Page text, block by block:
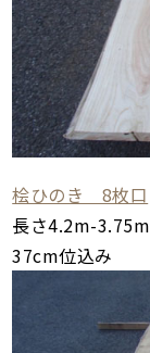
桧ひのき 8枚口
長さ4.2m-
37cm位込み